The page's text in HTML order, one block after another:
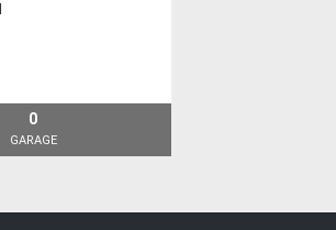
0
GARAGE